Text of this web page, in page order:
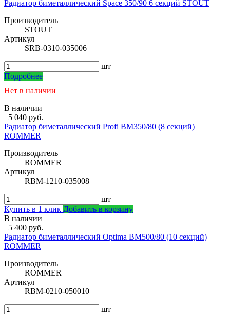
Радиатор биметаллический Space 350/90 6 секций STOUT
Производитель
STOUT
Артикул
SRB-0310-035006
шт
Подробнее
Нет в наличии
В наличии
5 040 руб.
Радиатор биметаллический Profi BM350/80 (8 секций)
ROMMER
Производитель
ROMMER
Артикул
RBM-1210-035008
шт
Купить в 1 клик Добавить в корзину
В наличии
5 400 руб.
Радиатор биметаллический Optima BM500/80 (10 секций)
ROMMER
Производитель
ROMMER
Артикул
RBM-0210-050010
шт